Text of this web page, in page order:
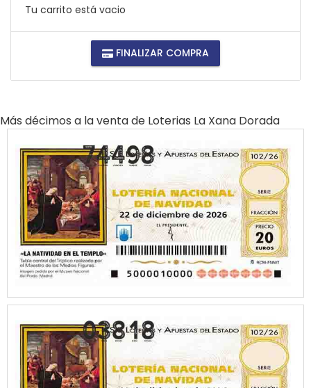
Tu carrito está vacio
FINALIZAR COMPRA
Más décimos a la venta de Loterias La Xana Dorada